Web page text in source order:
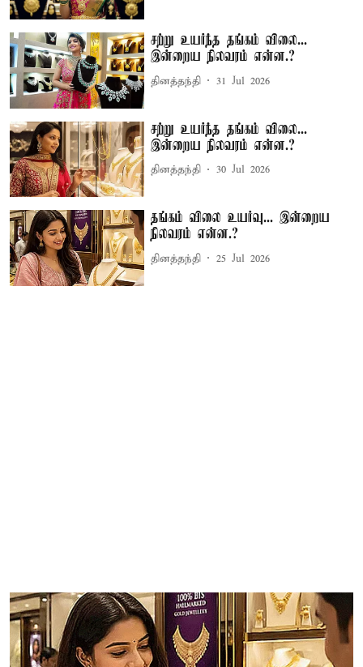
சற்று உயர்ந்த தங்கம் விலை...
இன்றைய நிலவரம் என்ன.?
தினத்தந்தி 31 Jul 2026
சற்று உயர்ந்த தங்கம் விலை...
இன்றைய நிலவரம் என்ன.?
தினத்தந்தி 30 Jul 2026
தங்கம் விலை உயர்வு... இன்றைய
நிலவரம் என்ன.?
தினத்தந்தி 25 Jul 2026